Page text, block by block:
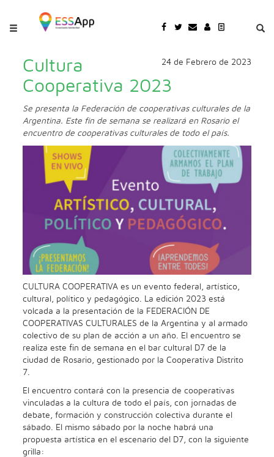
24 de Febrero de 2023
Cultura
Cooperativa 2023
Se presenta la Federación de cooperativas culturales de la
Argentina. Este fin de semana se realizará en Rosario el
encuentro de cooperativas culturales de todo el país.
CULTURA COOPERATIVA es un evento federal, artístico,
cultural, político y pedagógico. La edición 2023 está
volcada a la presentación de la FEDERACIÓN DE
COOPERATIVAS CULTURALES de la Argentina y al armado
colectivo de su plan de acción a un año. El encuentro se
realiza este fin de semana en el bar cultural D7 de la
ciudad de Rosario, gestionado por la Cooperativa Distrito
7.
El encuentro contará con la presencia de cooperativas
vinculadas a la cultura de todo el país, con jornadas de
debate, formación y construcción colectiva durante el
sábado. El mismo sábado por la noche habrá una
propuesta artística en el escenario del D7, con la siguiente
grilla: